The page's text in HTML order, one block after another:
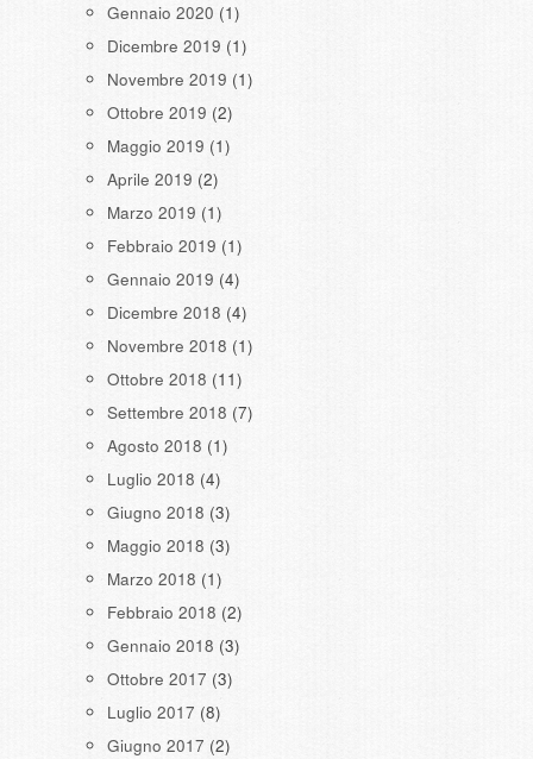
Gennaio 2020 (1)
Dicembre 2019 (1)
Novembre 2019 (1)
Ottobre 2019 (2)
Maggio 2019 (1)
Aprile 2019 (2)
Marzo 2019 (1)
Febbraio 2019 (1)
Gennaio 2019 (4)
Dicembre 2018 (4)
Novembre 2018 (1)
Ottobre 2018 (11)
Settembre 2018 (7)
Agosto 2018 (1)
Luglio 2018 (4)
Giugno 2018 (3)
Maggio 2018 (3)
Marzo 2018 (1)
Febbraio 2018 (2)
Gennaio 2018 (3)
Ottobre 2017 (3)
Luglio 2017 (8)
Giugno 2017 (2)